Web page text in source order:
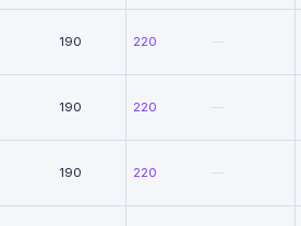
190 220
190 220
190 220
—
—
—